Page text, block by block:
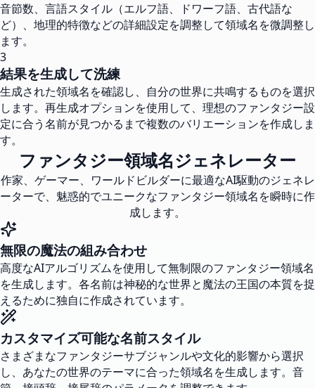
音節数、言語スタイル（エルフ語、ドワーフ語、古代語な
ど）、地理的特徴などの詳細設定を調整して領域名を微調整し
ます。
3
結果を生成して洗練
生成された領域名を確認し、自分の世界に共鳴するものを選択
します。再生成オプションを使用して、理想のファンタジー設
定に合う名前が見つかるまで複数のバリエーションを作成しま
す。
ファンタジー領域名ジェネレーター
作家、ゲーマー、ワールドビルダーに最適なAI駆動のジェネレ
ーターで、魅惑的でユニークなファンタジー領域名を瞬時に作
成します。
無限の魔法の組み合わせ
高度なAIアルゴリズムを使用して無制限のファンタジー領域名
を生成します。各名前は神秘的な世界と魔法の王国の本質を捉
えるために独自に作成されています。
カスタマイズ可能な名前スタイル
さまざまなファンタジーサブジャンルや文化的影響から選択
し、あなたの世界のテーマに合った領域名を生成します。音